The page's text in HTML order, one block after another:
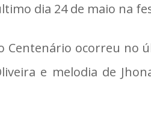
dia 24 de maio na
Centenário ocorreu no
e melodia de